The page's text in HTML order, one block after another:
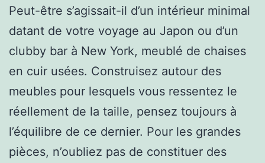
Peut-être s’agissait-il d’un intérieur minimal
datant de votre voyage au Japon ou d’un
clubby bar à New York, meublé de chaises
en cuir usées. Construisez autour des
meubles pour lesquels vous ressentez le
réellement de la taille, pensez toujours à
l’équilibre de ce dernier. Pour les grandes
pièces, n’oubliez pas de constituer des